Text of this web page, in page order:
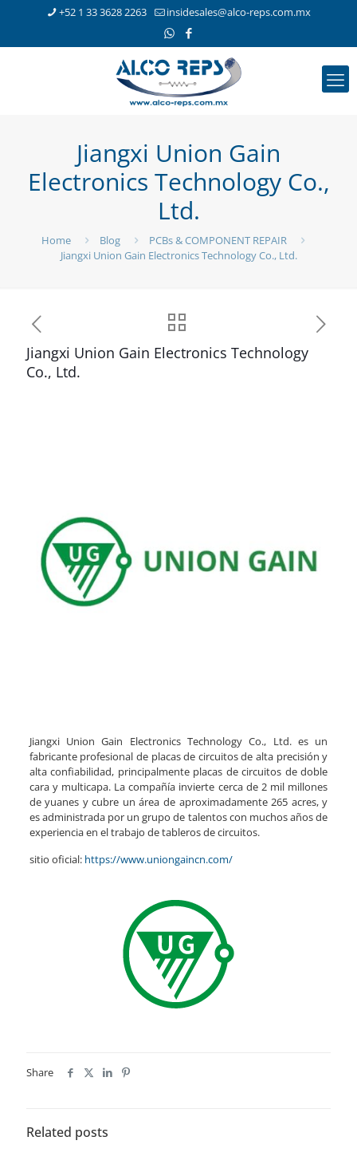
+52 1 33 3628 2263 insidesales@alco-reps.com.mx
Jiangxi Union Gain
Electronics Technology Co.,
Ltd.
Home Blog
PCBs & COMPONENT REPAIR
Jiangxi Union Gain Electronics Technology Co., Ltd.
Jiangxi Union Gain Electronics Technology
Co., Ltd.
Jiangxi Union Gain Electronics Technology Co., Ltd. es un
fabricante profesional de placas de circuitos de alta precisión y
alta confiabilidad, principalmente placas de circuitos de doble
cara y multicapa. La compañía invierte cerca de 2 mil millones
de yuanes y cubre un área de aproximadamente 265 acres, y
es administrada por un grupo de talentos con muchos años de
experiencia en el trabajo de tableros de circuitos.
sitio oficial: https://www.uniongaincn.com/
Share
Related posts